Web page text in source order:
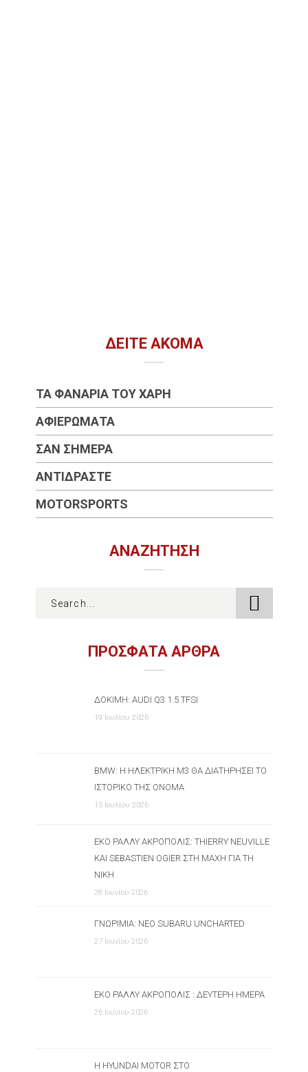
ΔΕΊΤΕ ΑΚΌΜΑ
ΤΑ ΦΑΝΆΡΙΑ ΤΟΥ ΧΆΡΗ
ΑΦΙΕΡΏΜΑΤΑ
ΣΑΝ ΣΉΜΕΡΑ
ΑΝΤΙΔΡΆΣΤΕ
MOTORSPORTS
ΑΝΑΖΉΤΗΣΗ
ΠΡΟΣΦΑΤΑ ΑΡΘΡΑ
ΔΟΚΙΜΉ: AUDI Q3 1.5 TFSI
19 Ιουλίου 2026
BMW: Η ΗΛΕΚΤΡΙΚΉ M3 ΘΑ ΔΙΑΤΗΡΉΣΕΙ ΤΟ
ΙΣΤΟΡΙΚΌ ΤΗΣ ΌΝΟΜΑ
15 Ιουλίου 2026
ΕΚΟ ΡΆΛΛΥ ΑΚΡΌΠΟΛΙΣ: THIERRY NEUVILLE
ΚΑΙ SEBASTIEN OGIER ΣΤΗ ΜΆΧΗ ΓΙΑ ΤΗ
ΝΊΚΗ
28 Ιουνίου 2026
ΓΝΩΡΙΜΊΑ: ΝΈΟ SUBARU UNCHARTED
27 Ιουνίου 2026
ΕΚΟ ΡΆΛΛΥ ΑΚΡΌΠΟΛΙΣ : ΔΕΎΤΕΡΗ ΗΜΈΡΑ
26 Ιουνίου 2026
Η HYUNDAI MOTOR ΣΤΟ